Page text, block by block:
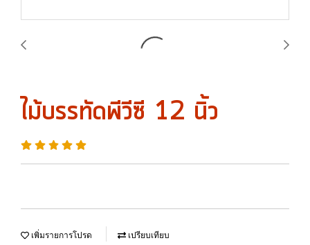
ไม้บรรทัดพีวีซี 12 นิ้ว
เพิ่มรายการโปรด เปรียบเทียบ